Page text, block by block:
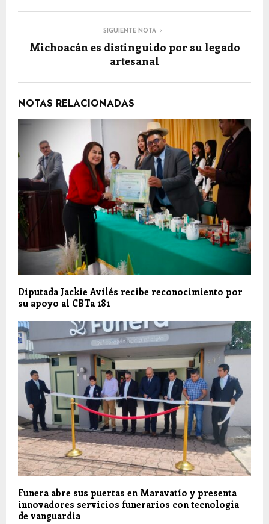
SIGUIENTE NOTA
Michoacán es distinguido por su legado
artesanal
NOTAS RELACIONADAS
Diputada Jackie Avilés recibe reconocimiento por
su apoyo al CBTa 181
Funera abre sus puertas en Maravatío y presenta
innovadores servicios funerarios con tecnología
de vanguardia